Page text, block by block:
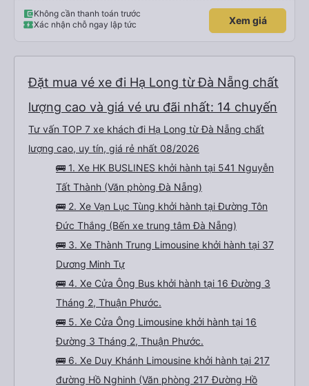
ngũ tài xế và phụ xe phục vụ nhiệt tình, lịch sự, lái xe cẩn thận, đảm bảo an
toàn cho hành khách. Xe xuất bến đúng giờ, dừng nghỉ hợp lý, thuận tiện cho
việc ăn uống và vệ sinh. Với giá vé hợp lý, chất lượng phục vụ tốt, xe khách
Không cần thanh toán trước
Xác nhận chỗ ngay lập tức
Xem giá
Đặt mua vé xe đi Hạ Long từ Đà Nẵng chất
lượng cao và giá vé ưu đãi nhất: 14 chuyến
Tư vấn TOP 7 xe khách đi Hạ Long từ Đà Nẵng chất
lượng cao, uy tín, giá rẻ nhất 08/2026
🚌 1. Xe HK BUSLINES khởi hành tại 541 Nguyễn
Tất Thành (Văn phòng Đà Nẵng)
🚌 2. Xe Vạn Lục Tùng khởi hành tại Đường Tôn
Đức Thắng (Bến xe trung tâm Đà Nẵng)
🚌 3. Xe Thành Trung Limousine khởi hành tại 37
Dương Minh Tự
🚌 4. Xe Cửa Ông Bus khởi hành tại 16 Đường 3
Tháng 2, Thuận Phước.
🚌 5. Xe Cửa Ông Limousine khởi hành tại 16
Đường 3 Tháng 2, Thuận Phước.
🚌 6. Xe Duy Khánh Limousine khởi hành tại 217
đường Hồ Nghinh (Văn phòng 217 Đường Hồ